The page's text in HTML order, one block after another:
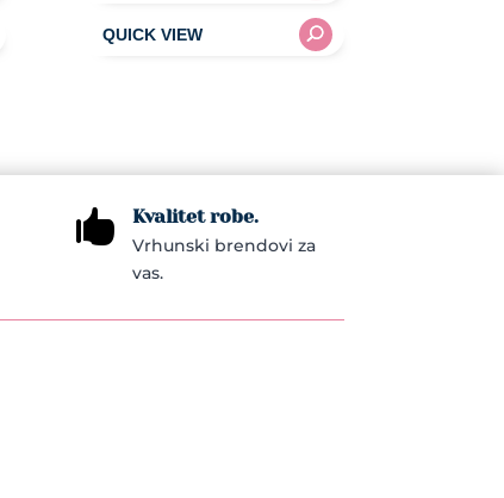
 Kvalitet robe.
Vrhunski brendovi za
vas.